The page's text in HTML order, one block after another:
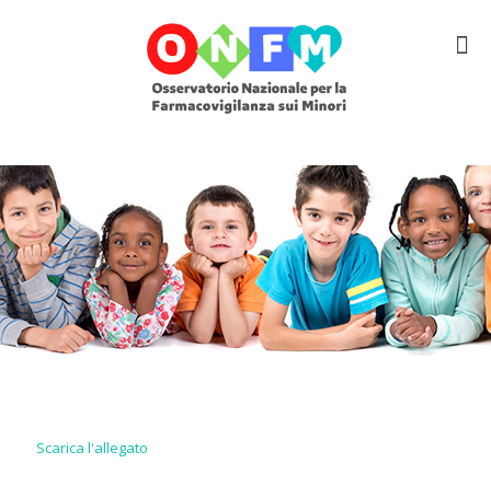
Scarica l'allegato